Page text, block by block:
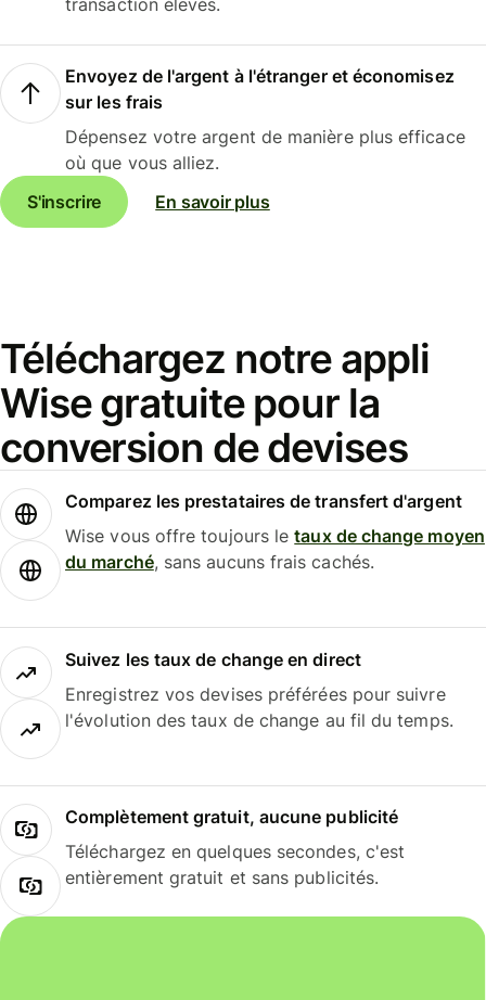
transaction élevés.
Envoyez de l'argent à l'étranger et économisez
sur les frais
Dépensez votre argent de manière plus efficace
où que vous alliez.
S'inscrire
En savoir plus
Téléchargez notre appli
Wise gratuite pour la
conversion de devises
Comparez les prestataires de transfert d'argent
Wise vous offre toujours letaux de change moyen
du marché, sans aucuns frais cachés.
Suivez les taux de change en direct
Enregistrez vos devises préférées pour suivre
l'évolution des taux de change au fil du temps.
Complètement gratuit, aucune publicité
Téléchargez en quelques secondes, c'est
entièrement gratuit et sans publicités.